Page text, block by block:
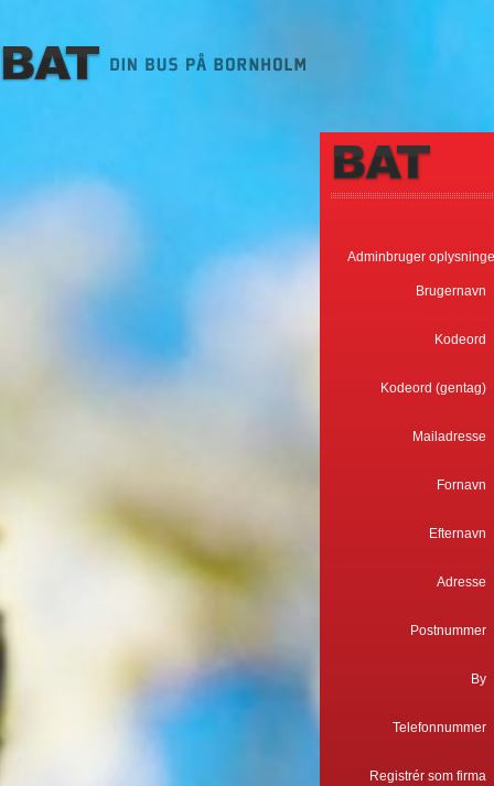
Adminbruger
Brugernavn
Kodeord
Kodeord (gentag)
Mailadresse
Fornavn
Efternavn
Adresse
Postnummer
By
Telefonnummer
Registrér som firma